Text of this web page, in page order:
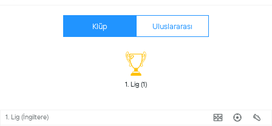
Klüp Uluslararası
1. Lig (İngiltere)